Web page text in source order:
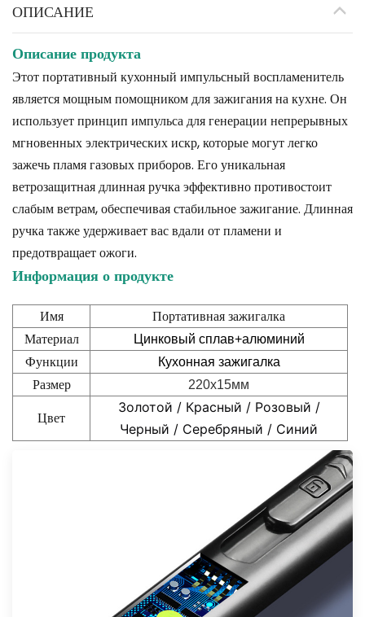
ОПИСАНИЕ
Описание продукта
Этот портативный кухонный импульсный воспламенитель
является мощным помощником для зажигания на кухне. Он
использует принцип импульса для генерации непрерывных
мгновенных электрических искр, которые могут легко
зажечь пламя газовых приборов. Его уникальная
ветрозащитная длинная ручка эффективно противостоит
слабым ветрам, обеспечивая стабильное зажигание. Длинная
ручка также удерживает вас вдали от пламени и
предотвращает ожоги.
Информация о продукте
Имя
Портативная зажигалка
Материал
Цинковый сплав+алюминий
Функции Кухонная зажигалка
Размер 220x15мм
Цвет
Золотой / Красный / Розовый /
Черный / Серебряный / Синий